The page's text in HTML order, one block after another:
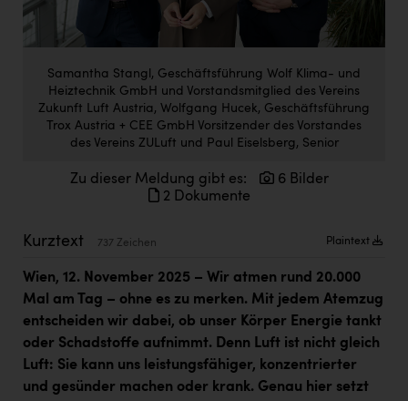
Doppler Gruppe
ERLUS AG
everfield
Firmenradl
Fristads Austria
HIG Infomotion Group
INTERSPAR
INTERSPORT Austria
Jane Goodall Institute Austria
Samantha Stangl, Geschäftsführung Wolf Klima- und
Heiztechnik GmbH und Vorstandsmitglied des Vereins
Zukunft Luft Austria, Wolfgang Hucek, Geschäftsführung
Trox Austria + CEE GmbH Vorsitzender des Vorstandes
des Vereins ZULuft und Paul Eiselsberg, Senior
Zu dieser Meldung gibt es:
6 Bilder
2 Dokumente
Kurztext 737 Zeichen Plaintext
Wien, 12. November 2025 – Wir atmen rund 20.000
Mal am Tag – ohne es zu merken. Mit jedem Atemzug
entscheiden wir dabei, ob unser Körper Energie tankt
oder Schadstoffe aufnimmt. Denn Luft ist nicht gleich
Luft: Sie kann uns leistungsfähiger, konzentrierter
und gesünder machen oder krank. Genau hier setzt